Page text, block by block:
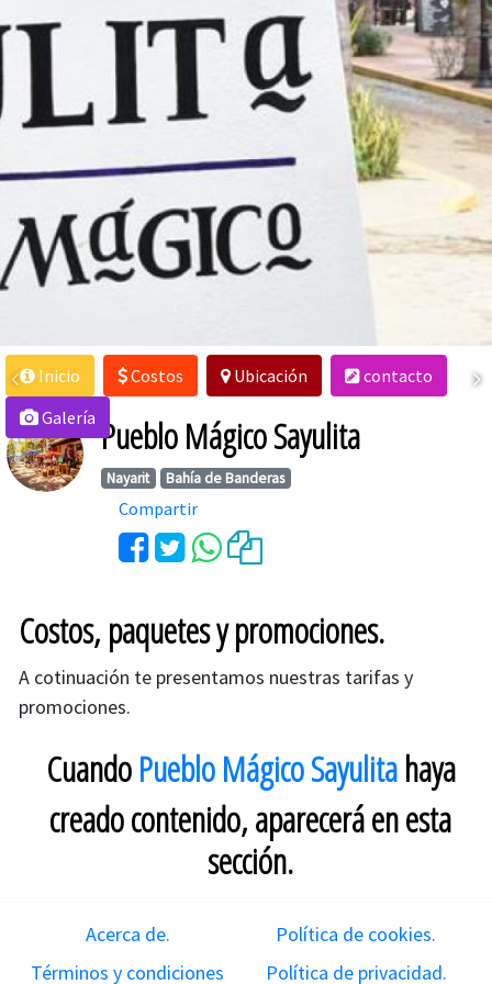
Inicio Costos Ubicación
contacto
Galería Pueblo Mágico Sayulita
Nayarit Bahía de Banderas
Compartir
Costos, paquetes y promociones.
A cotinuación te presentamos nuestras tarifas y
promociones.
CuandoPueblo Mágico Sayulitahaya
creado contenido, aparecerá en esta
sección.
Acerca de.
Política de cookies.
Términos y condiciones
Política de privacidad.